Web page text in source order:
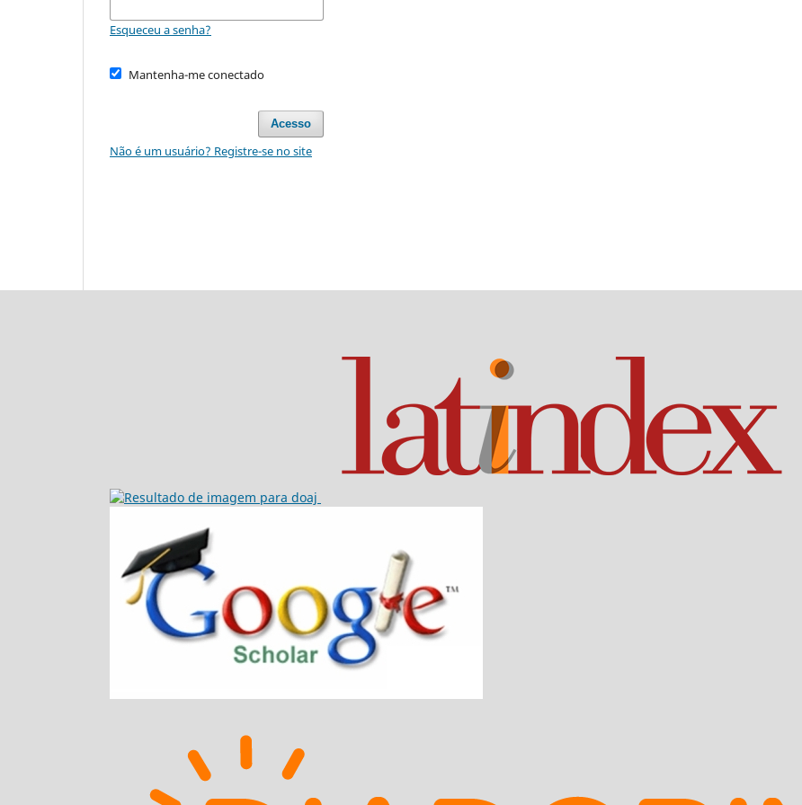
Esqueceu a senha?
Mantenha-me conectado
Acesso
Não é um usuário? Registre-se no site